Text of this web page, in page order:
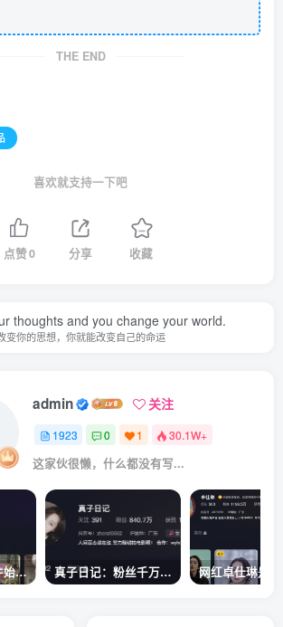
THE END
喜欢就支持一下吧
点赞0 分享 收藏
thoughts and you change your world.
变你的思想，你就能改变自己的命运
admin 关注
1923 0 1 30.1W+
这家伙很懒，什么都没有写...
周淑怡pgone事件始末，周淑怡现状 真子日记：粉丝千万的真子日记是最懂反转的网红吗？